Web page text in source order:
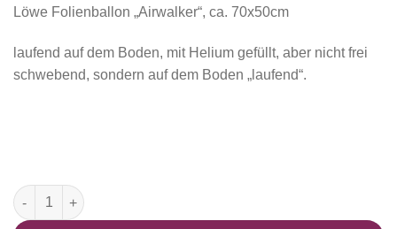
Löwe Folienballon „Airwalker“, ca. 70x50cm
laufend auf dem Boden, mit Helium gefüllt, aber nicht frei
schwebend, sondern auf dem Boden „laufend“.
Airwalker "Leo Löwe" Menge